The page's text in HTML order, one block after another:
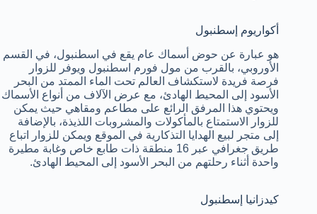
أكواريوم إسطنبول
هو عبارة عن حوض أسماك عام يقع في اسطنبول، في القسم
الأوروبي، بالقرب من مول فورم اسطنبول ويوفر للزوار
فرصة فريدة لاستكشاف العالم تحت الماء الممتد من البحر
الأسود إلى المحيط الهادئ، مع عرض الآلاف من أنواع الأسماك
ويحتوي هذا المرفق الرائع على مطاعم ومقاهي حيث يمكن
للزوار الاستمتاع بالمأكولات والمشروبات اللذيذة، بالإضافة
إلى متجر لبيع الهدايا التذكارية في الموقع ويمكن للزوار اتباع
طريق جغرافي عبر 16 منطقة ذات طابع خاص وغابة مطيرة
واحدة أثناء رحلتهم من البحر الأسود إلى المحيط الهادئ.
كيدزانيا إسطنبول